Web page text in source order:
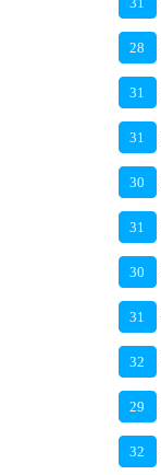
28
31
31
30
31
30
31
32
29
32